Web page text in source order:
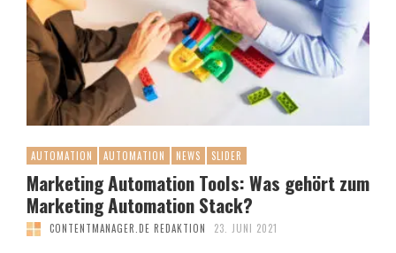
AUTOMATION AUTOMATION NEWS SLIDER
Marketing Automation Tools: Was gehört zum
Marketing Automation Stack?
CONTENTMANAGER.DE REDAKTION 23. JUNI 2021